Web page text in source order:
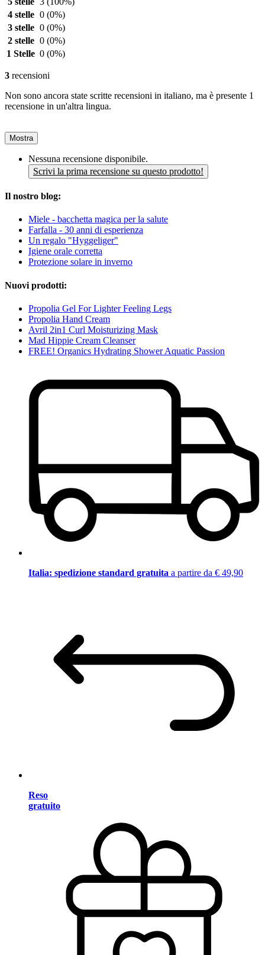
4 stelle 0 (0%)
3 stelle 0 (0%)
2 stelle 0 (0%)
1 Stelle 0 (0%)
3 recensioni
Non sono ancora state scritte recensioni in italiano, ma è presente 1
recensione in un'altra lingua.
Mostra
Nessuna recensione disponibile.
Scrivi la prima recensione su questo prodotto!
Il nostro blog:
Miele - bacchetta magica per la salute
Farfalla - 30 anni di esperienza
Un regalo "Hyggeliger"
Igiene orale corretta
Protezione solare in inverno
Nuovi prodotti:
Propolia Gel For Lighter Feeling Legs
Propolia Hand Cream
Avril 2in1 Curl Moisturizing Mask
Mad Hippie Cream Cleanser
FREE! Organics Hydrating Shower Aquatic Passion
Italia: spedizione standard gratuita a partire da € 49,90
Reso
gratuito